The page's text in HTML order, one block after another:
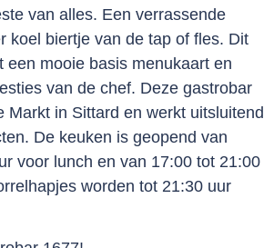
van alles. Een verrassende
koel biertje van de tap of fles. Dit
een mooie basis menukaart en
van de chef. Deze gastrobar
Markt in Sittard en werkt uitsluitend
De keuken is geopend van
voor lunch en van 17:00 tot 21:00
worden tot 21:30 uur